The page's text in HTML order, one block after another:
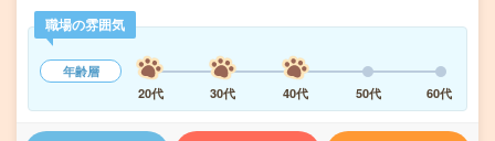
職場の雰囲気
年齢層
20代
30代 40代 50代 60代